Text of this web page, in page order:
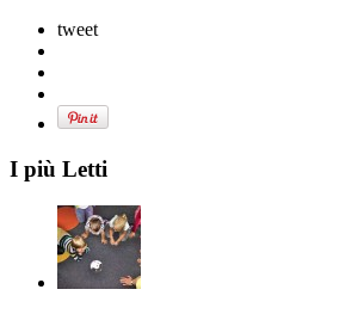
tweet
I più Letti